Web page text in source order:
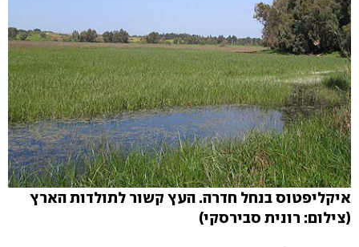
איקליפטוס בנחל חדרה. העץ קשור לתולדות הארץ
(צילום: רונית סבירסקי)